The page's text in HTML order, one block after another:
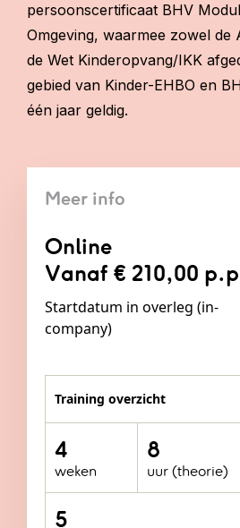
persoonscertificaat BHV
Omgeving, waarmee zowel de
de Wet Kinderopvang/IKK
gebied van Kinder-EHBO en
één jaar geldig.
Meer info
Online
Vanaf € 210,00
Startdatum in overleg (in-
company)
training overzicht
4
weken
8
uur (theorie)
5